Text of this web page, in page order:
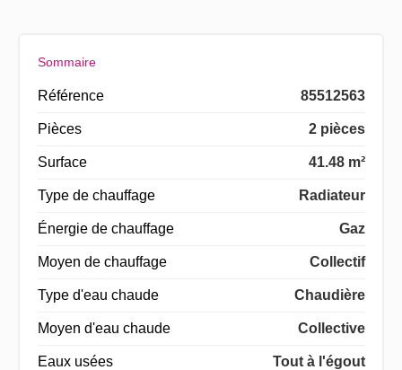
Sommaire
Référence 85512563
Pièces 2 pièces
Surface 41.48 m²
Type de chauffage Radiateur
Énergie de chauffage Gaz
Moyen de chauffage Collectif
Type d'eau chaude Chaudière
Moyen d'eau chaude Collective
Eaux usées Tout à l'égout